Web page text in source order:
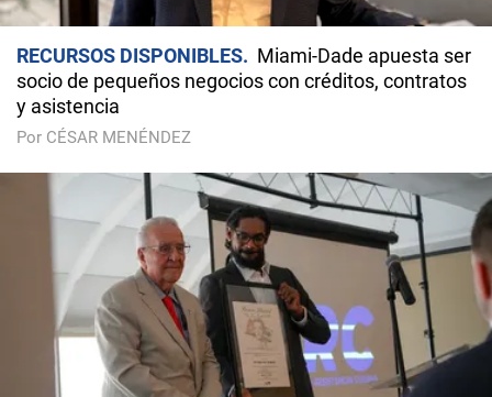
RECURSOS DISPONIBLES
Miami-Dade apuesta ser
socio de pequeños negocios con créditos, contratos
y asistencia
Por CÉSAR MENÉNDEZ